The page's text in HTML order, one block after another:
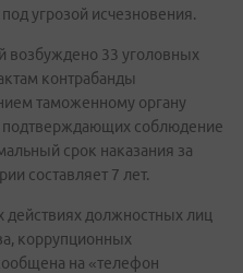
угрозой исчезновения.
возбуждено 33 уголовных
контрабанды
таможенному органу
подтверждающих соблюдение
срок наказания за
составляет 7 лет.
должностных лиц
коррупционных
на «телефон